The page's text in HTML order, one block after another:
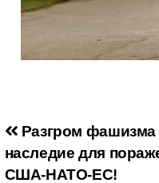
Навигация
по
Разгром фашизма
наследие для
США-НАТО-ЕС!